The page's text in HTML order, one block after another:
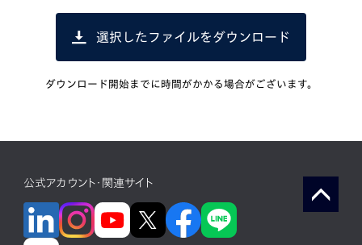
選択したファイルをダウンロード
ダウンロード開始までに時間がかかる場合がございます。
公式アカウント・関連サイト